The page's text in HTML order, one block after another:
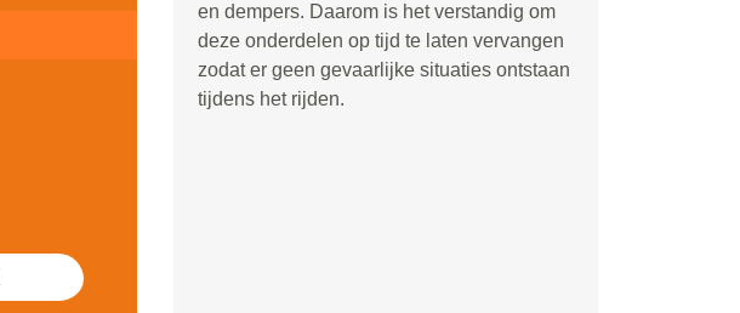
en dempers. Daarom is het verstandig om
deze onderdelen op tijd te laten vervangen
zodat er geen gevaarlijke situaties ontstaan
tijdens het rijden.